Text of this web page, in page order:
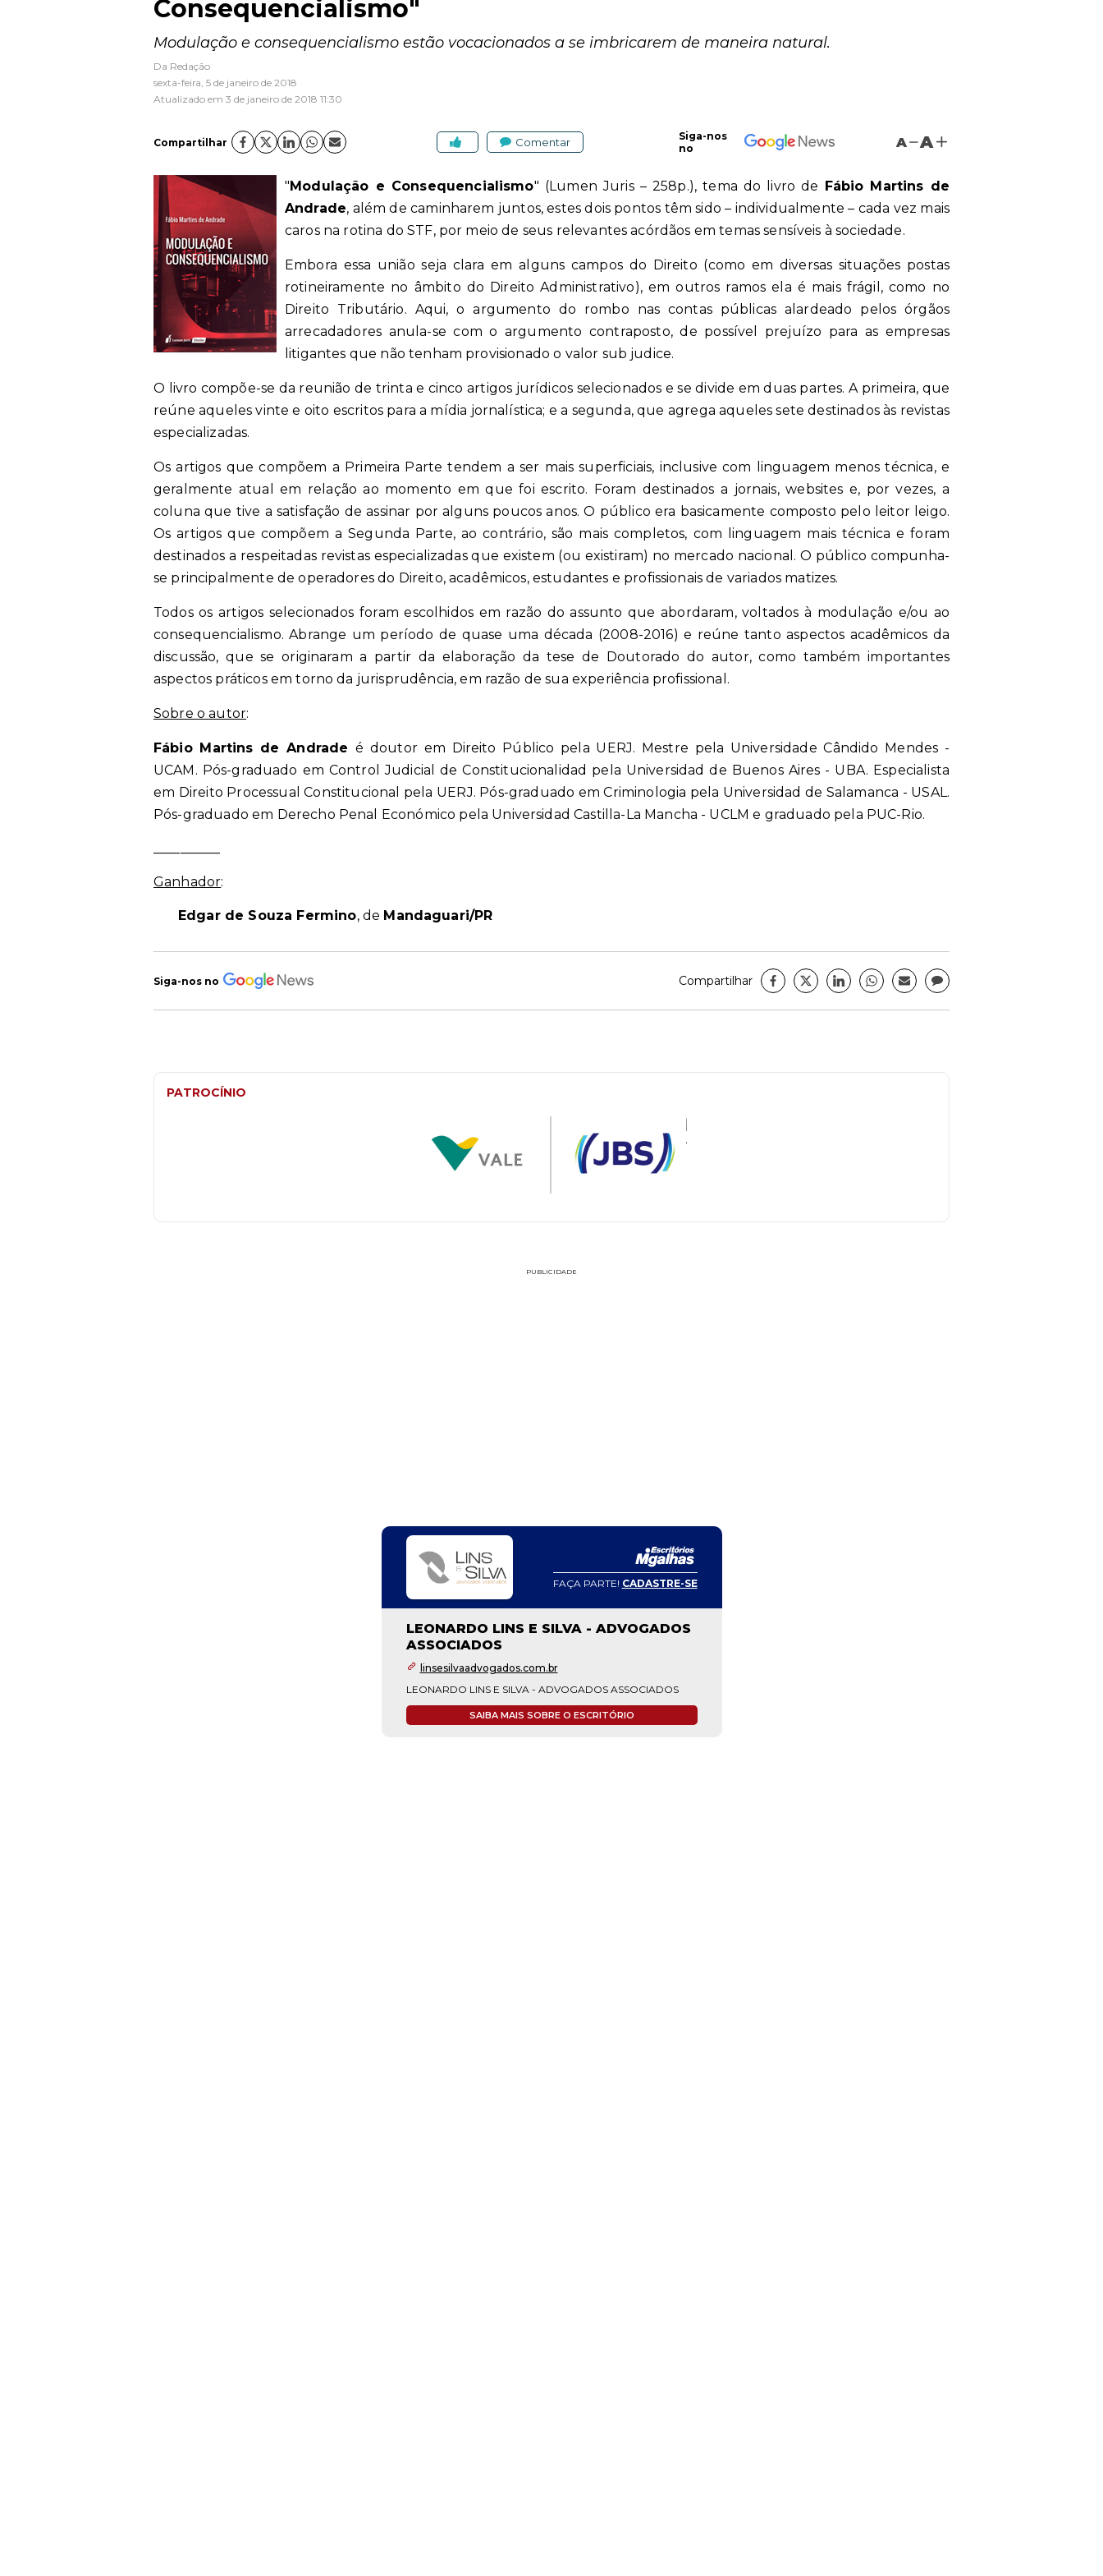
Consequencialismo"
Modulação e consequencialismo estão vocacionados a se imbricarem de maneira natural.
Da Redação
sexta-feira, 5 de janeiro de 2018
Atualizado em 3 de janeiro de 2018 11:30
Compartilhar Comentar
Siga-nos
no
A A
"Modulação e Consequencialismo" (Lumen Juris – 258p.), tema do livro de Fábio Martins de
Andrade, além de caminharem juntos, estes dois pontos têm sido – individualmente – cada vez mais
caros na rotina do STF, por meio de seus relevantes acórdãos em temas sensíveis à sociedade.
Embora essa união seja clara em alguns campos do Direito (como em diversas situações postas
rotineiramente no âmbito do Direito Administrativo), em outros ramos ela é mais frágil, como no
Direito Tributário. Aqui, o argumento do rombo nas contas públicas alardeado pelos órgãos
arrecadadores anula-se com o argumento contraposto, de possível prejuízo para as empresas
litigantes que não tenham provisionado o valor sub judice.
O livro compõe-se da reunião de trinta e cinco artigos jurídicos selecionados e se divide em duas partes. A primeira, que
reúne aqueles vinte e oito escritos para a mídia jornalística; e a segunda, que agrega aqueles sete destinados às revistas
especializadas.
Os artigos que compõem a Primeira Parte tendem a ser mais superficiais, inclusive com linguagem menos técnica, e
geralmente atual em relação ao momento em que foi escrito. Foram destinados a jornais, websites e, por vezes, a
coluna que tive a satisfação de assinar por alguns poucos anos. O público era basicamente composto pelo leitor leigo.
Os artigos que compõem a Segunda Parte, ao contrário, são mais completos, com linguagem mais técnica e foram
destinados a respeitadas revistas especializadas que existem (ou existiram) no mercado nacional. O público compunha-
se principalmente de operadores do Direito, acadêmicos, estudantes e profissionais de variados matizes.
Todos os artigos selecionados foram escolhidos em razão do assunto que abordaram, voltados à modulação e/ou ao
consequencialismo. Abrange um período de quase uma década (2008-2016) e reúne tanto aspectos acadêmicos da
discussão, que se originaram a partir da elaboração da tese de Doutorado do autor, como também importantes
aspectos práticos em torno da jurisprudência, em razão de sua experiência profissional.
Sobre o autor:
Fábio Martins de Andradeé doutor em Direito Público pela UERJ. Mestre pela Universidade Cândido Mendes -
UCAM. Pós-graduado em Control Judicial de Constitucionalidad pela Universidad de Buenos Aires - UBA. Especialista
em Direito Processual Constitucional pela UERJ. Pós-graduado em Criminologia pela Universidad de Salamanca - USAL.
Pós-graduado em Derecho Penal Económico pela Universidad Castilla-La Mancha - UCLM e graduado pela PUC-Rio.
Ganhador:
Edgar de Souza Fermino, de Mandaguari/PR
Siga-nos no Compartilhar
PATROCÍNIO
PUBLICIDADE
FAÇA PARTE! CADASTRE-SE
LEONARDO LINS E SILVA - ADVOGADOS
ASSOCIADOS
linsesilvaadvogados.com.br
LEONARDO LINS E SILVA - ADVOGADOS ASSOCIADOS
SAIBA MAIS SOBRE O ESCRITÓRIO